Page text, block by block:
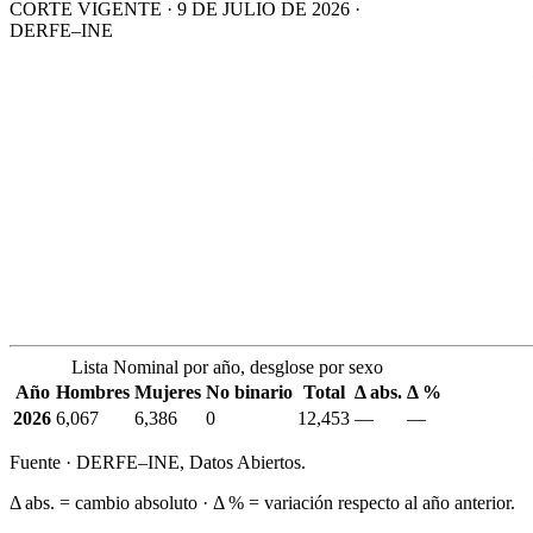
CORTE VIGENTE · 9 DE JULIO DE 2026 ·
DERFE–INE
Lista Nominal por año, desglose por sexo
Año Hombres Mujeres No binario Total Δ abs. Δ %
2026 6,067 6,386 0 12,453 — —
Fuente · DERFE–INE, Datos Abiertos.
Δ abs. = cambio absoluto · Δ % = variación respecto al año anterior.